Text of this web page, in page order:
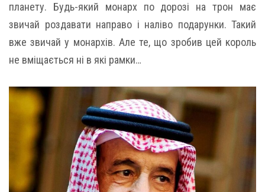
планету. Будь-який монарх по дорозі на трон має
звичай роздавати направо і наліво подарунки. Такий
вже звичай у монархів. Але те, що зробив цей король
не вміщається ні в які рамки…